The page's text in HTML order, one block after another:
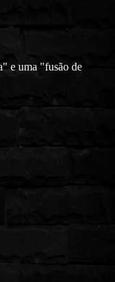
e uma "fusão de